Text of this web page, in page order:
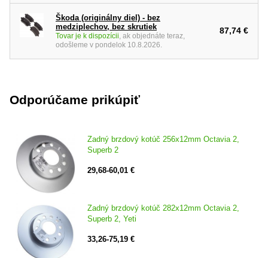
Škoda (originálny diel) - bez
medziplechov, bez skrutiek
Tovar je k dispozícii , ak objednáte teraz,
odošleme v pondelok 10.8.2026.
87,74 €
Odporúčame prikúpiť
Zadný brzdový kotúč 256x12mm Octavia 2,
Superb 2
29,68-60,01 €
Zadný brzdový kotúč 282x12mm Octavia 2,
Superb 2, Yeti
33,26-75,19 €